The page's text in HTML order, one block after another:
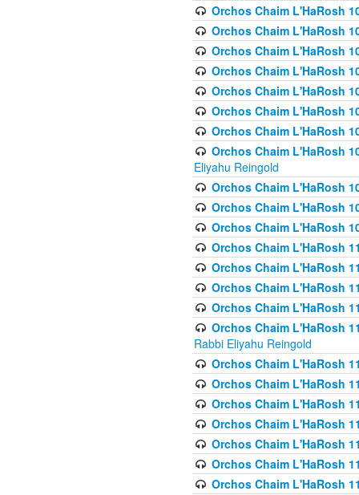
Orchos Chaim L'HaRosh
Orchos Chaim L'HaRosh
Orchos Chaim L'HaRosh
Orchos Chaim L'HaRosh
Orchos Chaim L'HaRosh
Orchos Chaim L'HaRosh
Orchos Chaim L'HaRosh
Orchos Chaim L'HaRosh
Eliyahu Reingold
Orchos Chaim L'HaRosh
Orchos Chaim L'HaRosh
Orchos Chaim L'HaRosh
Orchos Chaim L'HaRosh
Orchos Chaim L'HaRosh
Orchos Chaim L'HaRosh
Orchos Chaim L'HaRosh
Orchos Chaim L'HaRosh
Rabbi Eliyahu Reingold
Orchos Chaim L'HaRosh
Orchos Chaim L'HaRosh
Orchos Chaim L'HaRosh
Orchos Chaim L'HaRosh
Orchos Chaim L'HaRosh
Orchos Chaim L'HaRosh
Orchos Chaim L'HaRosh